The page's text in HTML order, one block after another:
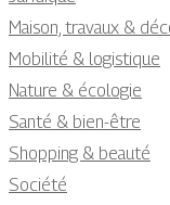
Maison, travaux &
Mobilité & logistique
Nature & écologie
Santé & bien-être
Shopping & beauté
Société